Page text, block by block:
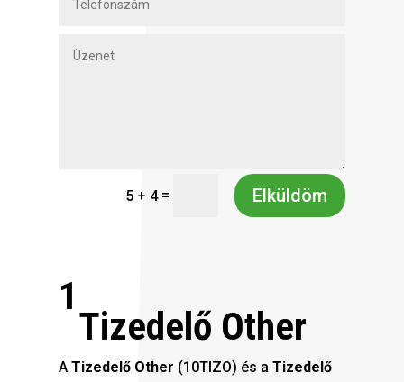
5 + 4= Elküldöm
1
Tizedelő Other
A Tizedelő Other (10TIZO) és a Tizedelő